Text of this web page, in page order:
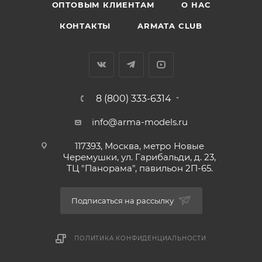
ОПТОВЫМ КЛИЕНТАМ О НАС
КОНТАКТЫ ARMATA CLUB
8 (800) 333-6314
info@arma-models.ru
117393, Москва, метро Новые
Черемушки, ул. Гарибальди, д. 23,
ТЦ "Панорама", павильон 2П-65.
Подписаться на рассылку
ПОЛИТИКА КОНФИДЕНЦИАЛЬНОСТИ